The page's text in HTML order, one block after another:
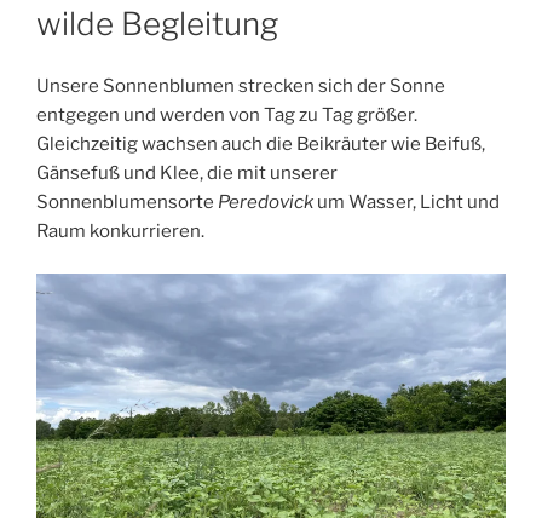
wilde Begleitung
Unsere Sonnenblumen strecken sich der Sonne
entgegen und werden von Tag zu Tag größer.
Gleichzeitig wachsen auch die Beikräuter wie Beifuß,
Gänsefuß und Klee, die mit unserer
Sonnenblumensorte Peredovick um Wasser, Licht und
Raum konkurrieren.